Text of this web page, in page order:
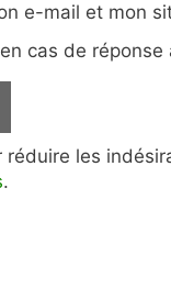
e-mail et mon
cas de réponse
les
.